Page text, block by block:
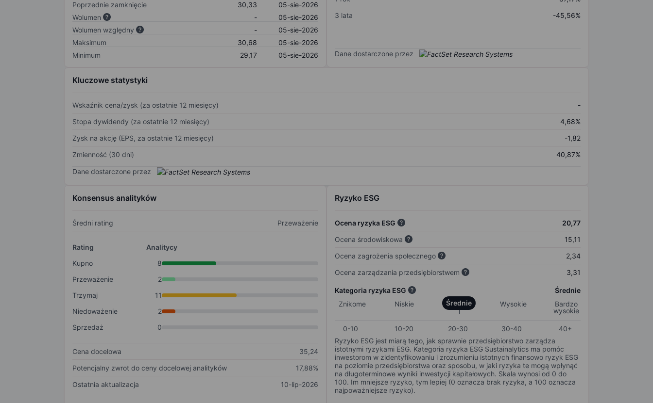
Poprzednie zamknięcie
30,33
05-sie-2026
Wolumen
-
05-sie-2026
Wolumen względny
-
05-sie-2026
Maksimum
30,68
05-sie-2026
Minimum
29,17 05-sie-2026
3 lata
-45,56%
Dane dostarczone przez
Kluczowe statystyki
Wskaźnik cena/zysk (za ostatnie 12 miesięcy)
-
Stopa dywidendy (za ostatnie 12 miesięcy)
4,68%
Zysk na akcję (EPS, za ostatnie 12 miesięcy)
-1,82
Zmienność (30 dni)
40,87%
Dane dostarczone przez
Konsensus analityków
Średni rating Przeważenie
Rating
Analitycy
Kupno
8
Przeważenie
2
Trzymaj
11
Niedoważenie
2
Sprzedaż
0
Cena docelowa
35,24
Potencjalny zwrot do ceny docelowej analityków
17,88%
Ostatnia aktualizacja
10-lip-2026
Ryzyko ESG
Ocena ryzyka ESG
20,77
Ocena środowiskowa
15,11
Ocena zagrożenia społecznego
2,34
Ocena zarządzania przedsiębiorstwem
3,31
Kategoria ryzyka ESG
Średnie
Znikome
Niskie Średnie Wysokie
Bardzo
wysokie
0-10 10-20 20-30 30-40
40+
Ryzyko ESG jest miarą tego, jak sprawnie przedsiębiorstwo zarządza
istotnymi ryzykami ESG. Kategoria ryzyka ESG Sustainalytics ma pomóc
inwestorom w zidentyfikowaniu i zrozumieniu istotnych finansowo ryzyk ESG
na poziomie przedsiębiorstwa oraz sposobu, w jaki ryzyka te mogą wpłynąć
na długoterminowe wyniki inwestycji kapitałowych. Skala wynosi od 0 do
100. Im mniejsze ryzyko, tym lepiej (0 oznacza brak ryzyka, a 100 oznacza
najpoważniejsze ryzyko).